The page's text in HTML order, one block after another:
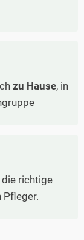
zu Hause, in
die richtige
Pfleger.